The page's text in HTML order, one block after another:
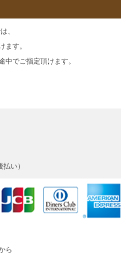
、
ます。
中でご指定頂けます。
い）
ら